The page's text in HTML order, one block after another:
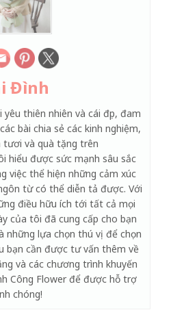
Đình
thiên nhiên và cái đẹp, đam
bài chia sẻ các kinh nghiệm,
tươi và quà tặng trên
hiểu được sức mạnh sâu sắc
việc thể hiện những cảm xúc
từ có thể diễn tả được. Với
điều hữu ích tới tất cả mọi
của tôi đã cung cấp cho bạn
những lựa chọn thú vị để chọn
bạn cần được tư vấn thêm về
và các chương trình khuyến
Công Flower để được hỗ trợ
chóng!